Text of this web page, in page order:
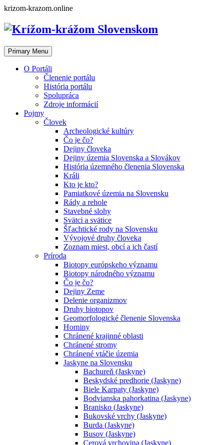
Skip
content
krizom-krazom.online
Primary Menu
O Portáli
Členenie portálu
História portálu
Spolupráca
Zdroje informácií
Pojmy
Človek
Archeologické kultúry
Čo je čo?
Dejiny človeka
Dejiny územia Slovenska a Slovákov
História územného členenia Slovenska
Králi
Kto je kto?
Pamiatkové územia na Slovensku
Rády a rehole
Stavebné slohy
Svätci a svätice
Šľachtické rody na Slovensku
Vývojové druhy človeka
Zoznam miest, obcí a ich častí
Príroda
Biotopy európskeho významu
Biotopy národného významu
Čo je čo?
Dejiny Zeme
Delenie organizmov
Druhy biotopov
Geomorfologické členenie Slovenska
Horniny
Chránené krajinné oblasti
Chránené stromy
Chránené vtáčie územia
Jaskyne na Slovensku
Bachureň (Jaskyne)
Beskydské predhorie (Jaskyne)
Biele Karpaty (Jaskyne)
Bodvianska pahorkatina (Jaskyne)
Branisko (Jaskyne)
Bukovské vrchy (Jaskyne)
Burda (Jaskyne)
Busov (Jaskyne)
Cerová vrchovina (Jaskyne)